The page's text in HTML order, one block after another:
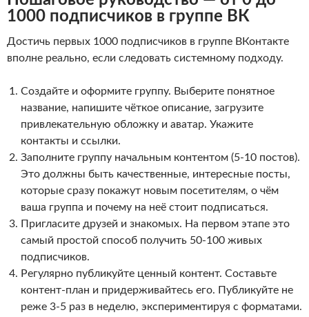
1000 подписчиков в группе ВК
Достичь первых 1000 подписчиков в группе ВКонтакте
вполне реально, если следовать системному подходу.
Создайте и оформите группу. Выберите понятное
название, напишите чёткое описание, загрузите
привлекательную обложку и аватар. Укажите
контакты и ссылки.
Заполните группу начальным контентом (5-10 постов).
Это должны быть качественные, интересные посты,
которые сразу покажут новым посетителям, о чём
ваша группа и почему на неё стоит подписаться.
Пригласите друзей и знакомых. На первом этапе это
самый простой способ получить 50-100 живых
подписчиков.
Регулярно публикуйте ценный контент. Составьте
контент-план и придерживайтесь его. Публикуйте не
реже 3-5 раз в неделю, экспериментируя с форматами.